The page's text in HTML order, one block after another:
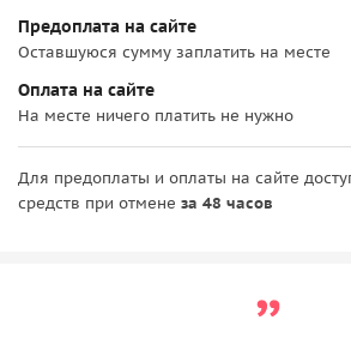
Предоплата на сайте
Оставшуюся сумму заплатить на месте
Оплата на сайте
На месте ничего платить не нужно
Для предоплаты и оплаты на сайте
средств при отмене за 48 часов